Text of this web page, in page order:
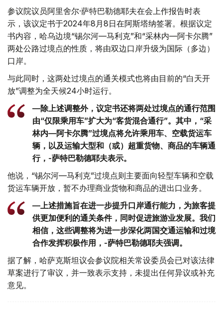
参议院议员阿里舍尔·萨特巴勒德耶夫在会上作报告时表
示，该议定书于2024年8月8日在阿斯塔纳签署。根据议定
书内容，哈乌边境“锡尔河—马利克”和“采林内—阿卡尔腾”
两处公路过境点的性质，将由双边口岸升级为国际（多边）
口岸。
与此同时，这两处过境点的通关模式也将由目前的“白天开
放”调整为全天候24小时运行。
—除上述调整外，议定书还将两处过境点的通行范围
由“仅限乘用车”扩大为“客货混合通行”。其中，“采
林内—阿卡尔腾”过境点将允许乘用车、空载货运车
辆，以及运输大型和（或）超重货物、商品的车辆通
行，-萨特巴勒德耶夫表示。
他说，“锡尔河—马利克”过境点则主要面向轻型车辆和空载
货运车辆开放，暂不办理商业货物和商品的进出口业务。
—上述措施旨在进一步提升口岸通行能力，为旅客提
供更加便利的通关条件，同时促进旅游业发展。我们
相信，这些调整将为进一步深化两国交通运输和过境
合作发挥积极作用，-萨特巴勒德耶夫强调。
据了解，哈萨克斯坦议会参议院相关常设委员会已对该法律
草案进行了审议，并一致表示支持，未提出任何异议或补充
意见。